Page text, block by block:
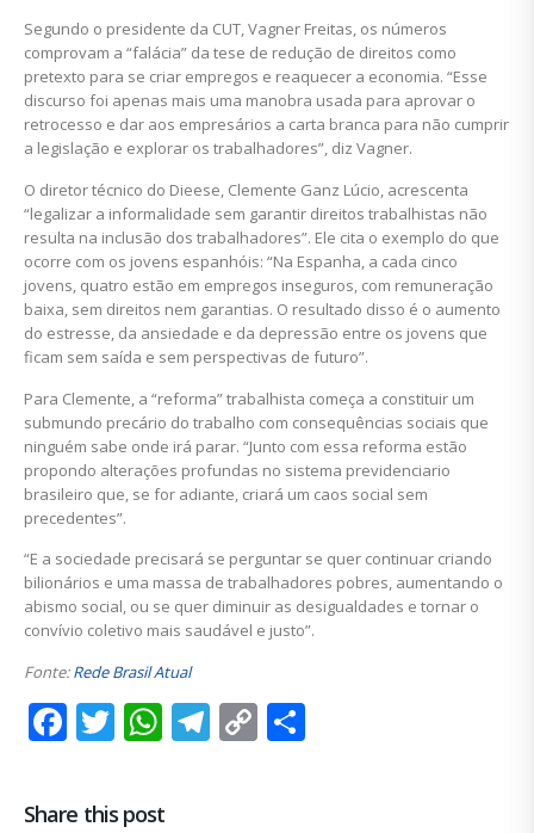
Segundo o presidente da CUT, Vagner Freitas, os números
comprovam a “falácia” da tese de redução de direitos como
pretexto para se criar empregos e reaquecer a economia. “Esse
discurso foi apenas mais uma manobra usada para aprovar o
retrocesso e dar aos empresários a carta branca para não cumprir
a legislação e explorar os trabalhadores”, diz Vagner.
O diretor técnico do Dieese, Clemente Ganz Lúcio, acrescenta
“legalizar a informalidade sem garantir direitos trabalhistas não
resulta na inclusão dos trabalhadores”. Ele cita o exemplo do que
ocorre com os jovens espanhóis: “Na Espanha, a cada cinco
jovens, quatro estão em empregos inseguros, com remuneração
baixa, sem direitos nem garantias. O resultado disso é o aumento
do estresse, da ansiedade e da depressão entre os jovens que
ficam sem saída e sem perspectivas de futuro”.
Para Clemente, a “reforma” trabalhista começa a constituir um
submundo precário do trabalho com consequências sociais que
ninguém sabe onde irá parar. “Junto com essa reforma estão
propondo alterações profundas no sistema previdenciario
brasileiro que, se for adiante, criará um caos social sem
precedentes”.
“E a sociedade precisará se perguntar se quer continuar criando
bilionários e uma massa de trabalhadores pobres, aumentando o
abismo social, ou se quer diminuir as desigualdades e tornar o
convívio coletivo mais saudável e justo”.
Fonte:Rede Brasil Atual
Facebook
Twitter
WhatsApp
Telegram
Copy
Share this post